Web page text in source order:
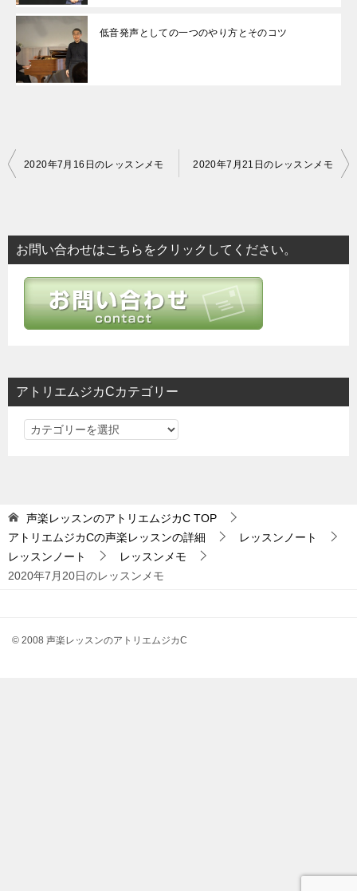
低音発声としての一つのやり方とそのコツ
投
ビ
ゲ
2020年7月16日のレッスンメモ 2020年7月21日のレッスンメモ
お問い合わせはこちらをクリックしてください。
アトリエムジカCカテゴリー
ア
ジ
リ
声楽レッスンのアトリエムジカC TOP
アトリエムジカCの声楽レッスンの詳細
レッスンノート
レッスンノート
レッスンメモ
2020年7月20日のレッスンメモ
© 2008 声楽レッスンのアトリエムジカC